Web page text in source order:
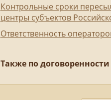
Контрольные сроки
центры субъектов
Ответственность
Также по